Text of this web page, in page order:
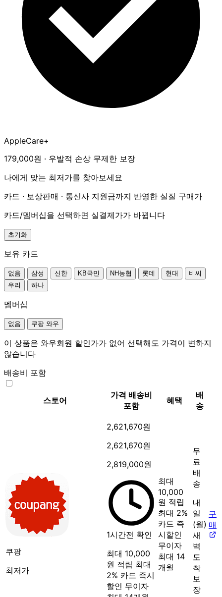
AppleCare+
179,000원 · 우발적 손상 무제한 보장
나에게 맞는 최저가를 찾아보세요
카드 · 보상판매 · 통신사 지원금까지 반영한 실질 구매가
카드/멤버십을 선택하면 실결제가가 바뀝니다
초기화
보유 카드
없음 삼성 신한 KB국민 NH농협 롯데 현대
비씨
우리
하나
멤버십
없음 쿠팡 와우
이 상품은 와우회원 할인가가 없어 선택해도 가격이 변하지
않습니다
배송비 포함
스토어
가격 배송비
포함
혜택
배
송
쿠팡
최저가
2,621,670원
2,621,670원
2,819,000원
1시간전 확인
최대 10,000
원 적립 최대
2% 카드 즉시
할인 무이자
최대
10,000
원 적립
최대 2%
카드 즉
시할인
무이자
최대 14
개월
무
료
배
송
내
일
(월)
새
벽
도
착
보
장
구
매